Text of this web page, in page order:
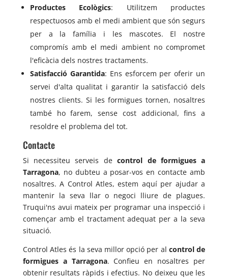
Productes Ecològics: Utilitzem productes
respectuosos amb el medi ambient que són segurs
per a la família i les mascotes. El nostre
compromís amb el medi ambient no compromet
l'eficàcia dels nostres tractaments.
Satisfacció Garantida: Ens esforcem per oferir un
servei d'alta qualitat i garantir la satisfacció dels
nostres clients. Si les formigues tornen, nosaltres
també ho farem, sense cost addicional, fins a
resoldre el problema del tot.
Contacte
Si necessiteu serveis decontrol de formigues a
Tarragona, no dubteu a posar-vos en contacte amb
nosaltres. A Control Atles, estem aquí per ajudar a
mantenir la seva llar o negoci lliure de plagues.
Truqui'ns avui mateix per programar una inspecció i
començar amb el tractament adequat per a la seva
situació.
Control Atles és la seva millor opció per al control de
formigues a Tarragona. Confieu en nosaltres per
obtenir resultats ràpids i efectius. No deixeu que les